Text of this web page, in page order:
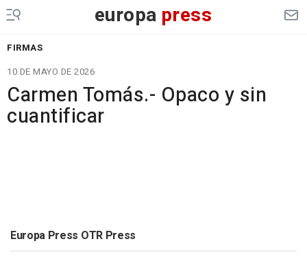
europa press
FIRMAS
10 DE MAYO DE 2026
Carmen Tomás.- Opaco y sin
cuantificar
Europa Press OTR Press